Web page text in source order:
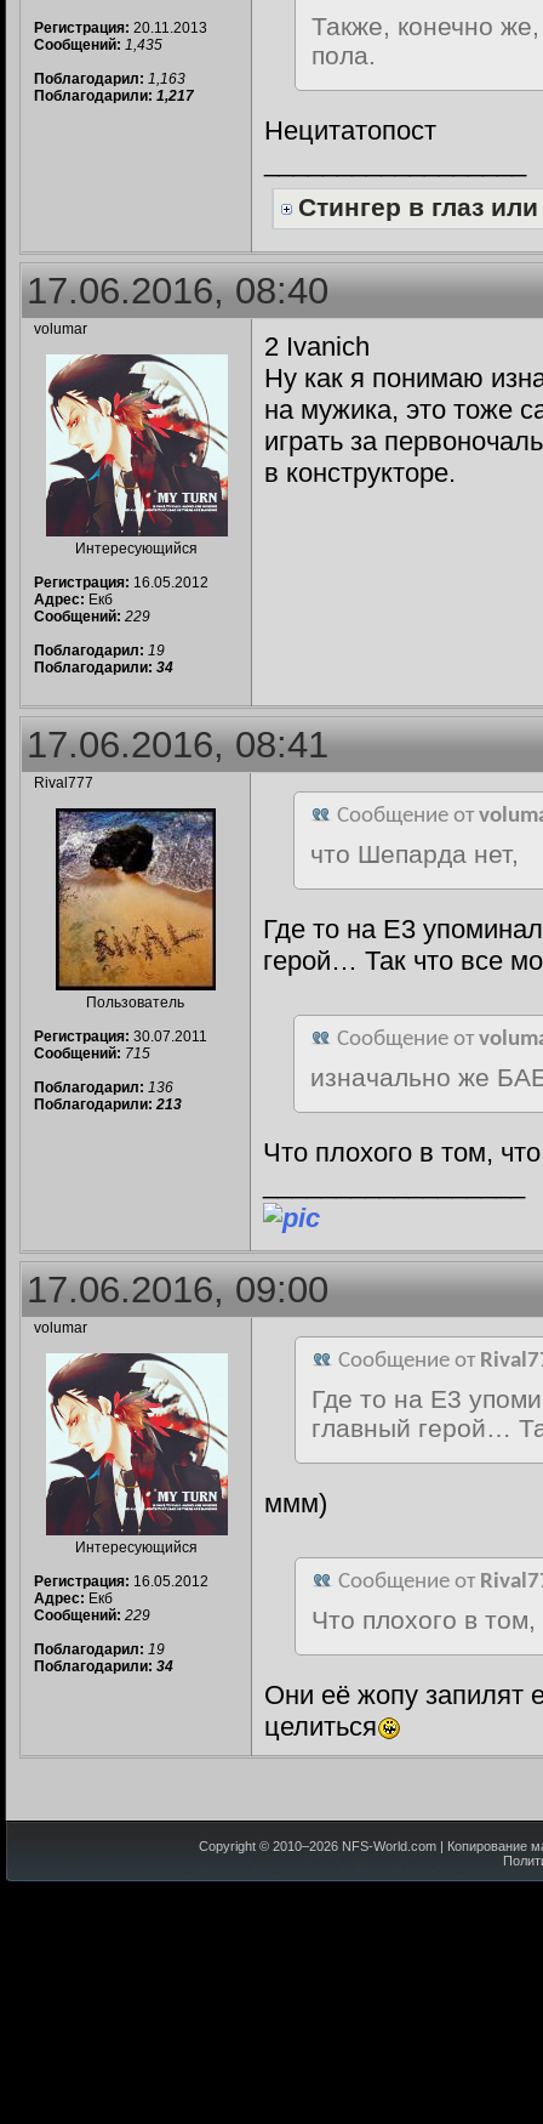
Регистрация: 20.11.2013
Сообщений: 1,435
Поблагодарил: 1,163
Поблагодарили: 1,217
Также, конечно
пола.
Нецитатопост
Стингер в глаз
17.06.2016, 08:40
volumar
Интересующийся
Регистрация: 16.05.2012
Адрес: Екб
Сообщений: 229
Поблагодарил: 19
Поблагодарили: 34
2 Ivanich
Ну как я понимаю
на мужика, это тоже
играть за
в конструкторе.
17.06.2016, 08:41
Rival777
Пользователь
Регистрация: 30.07.2011
Сообщений: 715
Поблагодарил: 136
Поблагодарили: 213
Сообщение от
что Шепарда нет,
Где то на Е3
герой… Так что все
Сообщение от
изначально же
Что плохого в том,
17.06.2016, 09:00
volumar
Интересующийся
Регистрация: 16.05.2012
Адрес: Екб
Сообщений: 229
Поблагодарил: 19
Поблагодарили: 34
Сообщение от
Где то на Е3
главный герой…
ммм)
Сообщение от
Что плохого в
Они её жопу запилят
целиться
Copyright © 2010–2026 NFS-World.com | Копирование